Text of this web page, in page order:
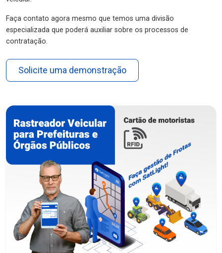
Faça contato agora mesmo que temos uma divisão
especializada que poderá auxiliar sobre os processos de
contratação.
Solicite uma demonstração